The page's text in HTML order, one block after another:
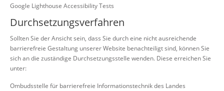
Google Lighthouse Accessibility Tests
Durchsetzungsverfahren
Sollten Sie der Ansicht sein, dass Sie durch eine nicht ausreichende
barrierefreie Gestaltung unserer Website benachteiligt sind, können Sie
sich an die zuständige Durchsetzungsstelle wenden. Diese erreichen Sie
unter:
Ombudsstelle für barrierefreie Informationstechnik des Landes